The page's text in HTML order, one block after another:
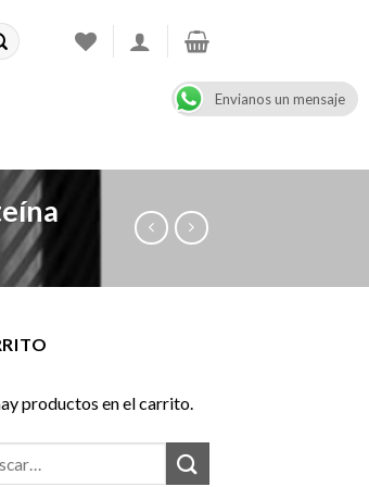
productos en el carrito.
Envianos un mensaje